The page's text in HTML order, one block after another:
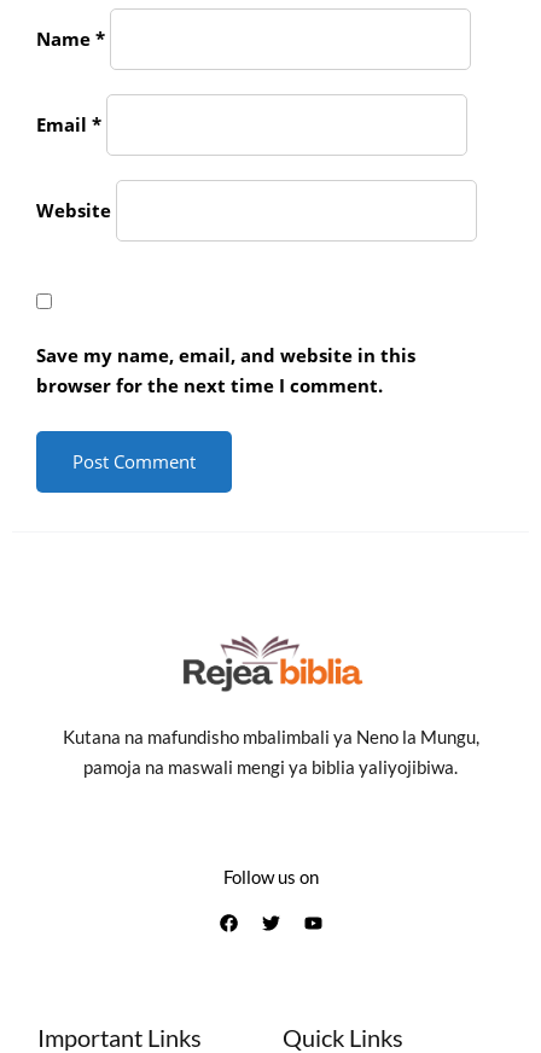
Name *
Email *
Website
Save my name, email, and website in this
browser for the next time I comment.
Kutana na mafundisho mbalimbali ya Neno la Mungu,
pamoja na maswali mengi ya biblia yaliyojibiwa.
Follow us on
Important Links Quick Links